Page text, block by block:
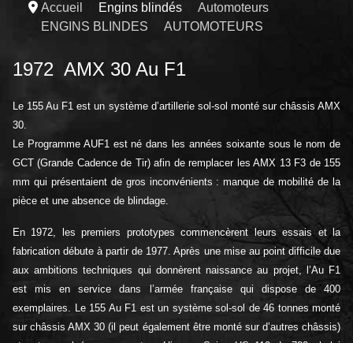
Accueil Engins blindés
Automoteurs
ENGINS BLINDES
AUTOMOTEURS
1972 AMX 30 Au F1
Le 155 Au F1 est un système d’artillerie sol-sol monté sur châssis AMX
30.
Le Programme AUF1 est né dans les années soixante sous le nom de
GCT (Grande Cadence de Tir) afin de remplacer les AMX 13 F3 de 155
mm qui présentaient de gros inconvénients : manque de mobilité de la
pièce et une absence de blindage.
En 1972, les premiers prototypes commencèrent leurs essais et la
fabrication débute à partir de 1977. Après une mise au point difficile due
aux ambitions techniques qui donnèrent naissance au projet, l’Au F1
est mis en service dans l’armée française qui dispose de 400
exemplaires. Le 155 Au F1 est un système sol-sol de 46 tonnes monté
sur châssis AMX 30 (il peut également être monté sur d’autres châssis)